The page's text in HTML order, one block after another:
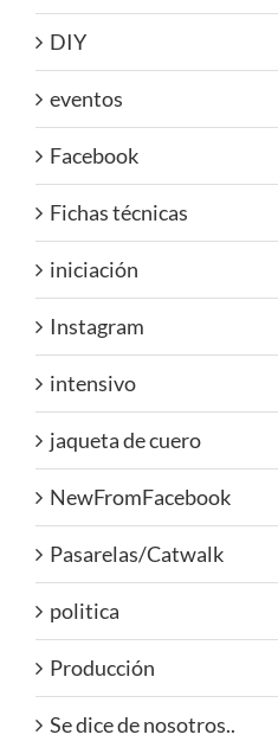
DIY
eventos
Facebook
Fichas técnicas
iniciación
Instagram
intensivo
jaqueta de cuero
NewFromFacebook
Pasarelas/Catwalk
politica
Producción
Se dice de nosotros..